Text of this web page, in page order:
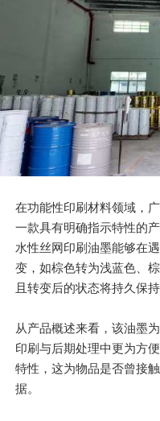
在功能性印刷材料领域，
一款具有明确指示特性的
水性丝网印刷油墨能够在
变，如棕色转为浅蓝色、
且转变后的状态将持久保持
从产品概述来看，该油墨
印刷与后期处理中更为方
特性，这为物品是否曾接
据。